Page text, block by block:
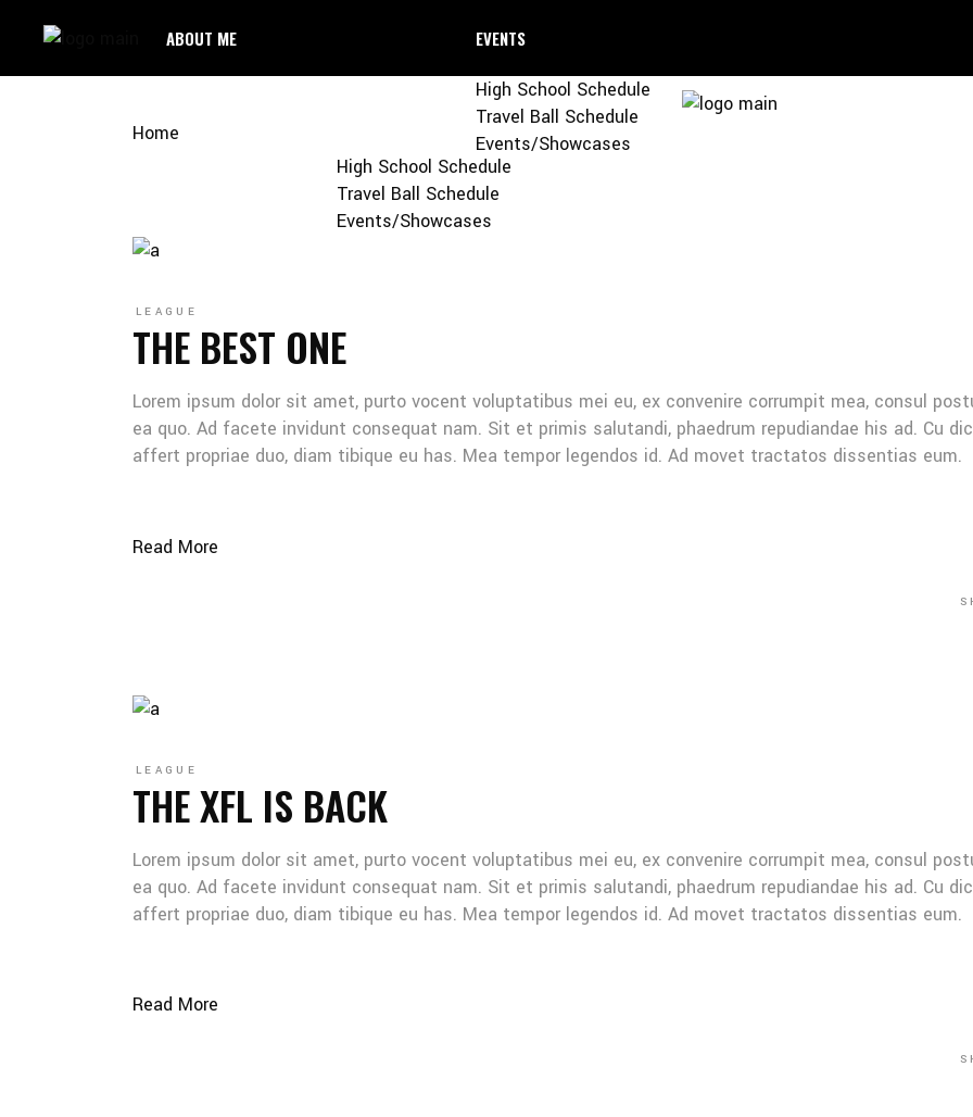
ABOUT ME EVENTS
High School Schedule
Travel Ball Schedule
Events/Showcases
High School Schedule
Travel Ball Schedule
Events/Showcases
Home
LEAGUE
THE BEST ONE
Lorem ipsum dolor sit amet, purto vocent voluptatibus mei eu, ex convenire corrumpit mea, consul
ea quo. Ad facete invidunt consequat nam. Sit et primis salutandi, phaedrum repudiandae his ad. Cu
affert propriae duo, diam tibique eu has. Mea tempor legendos id. Ad movet tractatos dissentias eum.
Read More
LEAGUE
THE XFL IS BACK
Lorem ipsum dolor sit amet, purto vocent voluptatibus mei eu, ex convenire corrumpit mea, consul
ea quo. Ad facete invidunt consequat nam. Sit et primis salutandi, phaedrum repudiandae his ad. Cu
affert propriae duo, diam tibique eu has. Mea tempor legendos id. Ad movet tractatos dissentias eum.
Read More